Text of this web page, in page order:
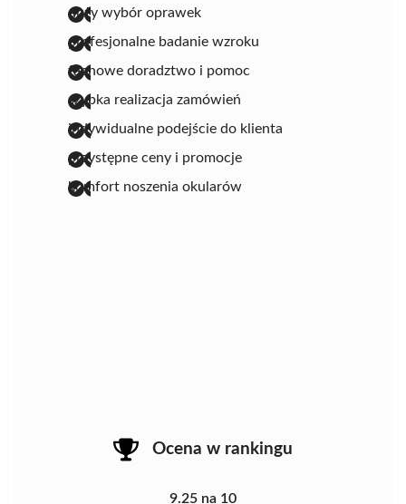
duży wybór oprawek
profesjonalne badanie wzroku
fachowe doradztwo i pomoc
szybka realizacja zamówień
indywidualne podejście do klienta
przystępne ceny i promocje
komfort noszenia okularów
Ocena w rankingu
9.25 na 10